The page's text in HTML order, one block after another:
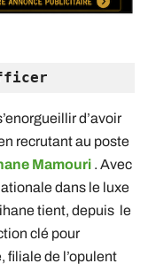
d’avoir
recrutant au poste
Mamouri . Avec
dans le luxe
tient, depuis le
clé pour
filiale de l’opulent